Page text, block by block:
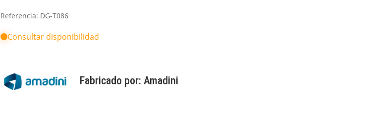
Referencia: DG-T086
Consultar disponibilidad
Fabricado por:Amadini